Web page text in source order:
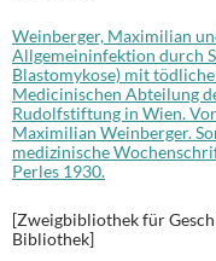
Weinberger, Maximilian
Allgemeininfektion durch
Blastomykose) mit
Medicinischen Abteilung
Rudolfstiftung in Wien.
Maximilian Weinberger.
medizinische
Perles 1930.
[Zweigbibliothek für
Bibliothek]